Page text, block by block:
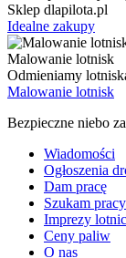
Sklep dlapilota.pl
Idealne zakupy
Malowanie lotnisk
Odmieniamy
Malowanie lotnisk
Bezpieczne niebo
Wiadomości
Ogłoszenia
Dam pracę
Szukam pracy
Imprezy
Ceny paliw
O nas